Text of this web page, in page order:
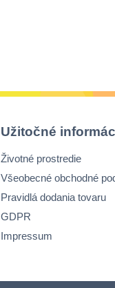
Užitočné
Životné prostredie
Všeobecné obchodné
Pravidlá dodania tovaru
GDPR
Impressum